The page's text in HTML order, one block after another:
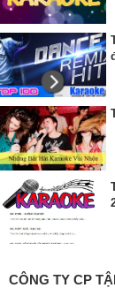
CÔNG TY CP